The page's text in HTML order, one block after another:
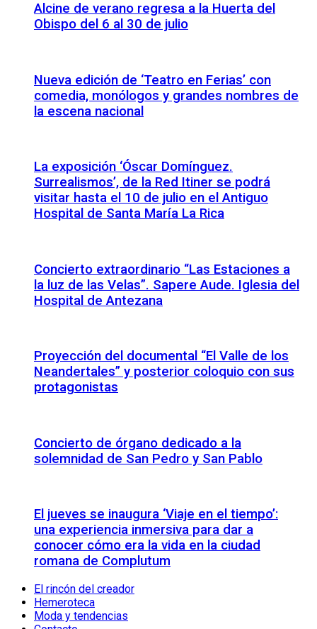
Alcine de verano regresa a la Huerta del
Obispo del 6 al 30 de julio
Nueva edición de ‘Teatro en Ferias’ con
comedia, monólogos y grandes nombres de
la escena nacional
La exposición ‘Óscar Domínguez.
Surrealismos’, de la Red Itiner se podrá
visitar hasta el 10 de julio en el Antiguo
Hospital de Santa María La Rica
Concierto extraordinario “Las Estaciones a
la luz de las Velas”. Sapere Aude. Iglesia del
Hospital de Antezana
Proyección del documental “El Valle de los
Neandertales” y posterior coloquio con sus
protagonistas
Concierto de órgano dedicado a la
solemnidad de San Pedro y San Pablo
El jueves se inaugura ‘Viaje en el tiempo’:
una experiencia inmersiva para dar a
conocer cómo era la vida en la ciudad
romana de Complutum
El rincón del creador
Hemeroteca
Moda y tendencias